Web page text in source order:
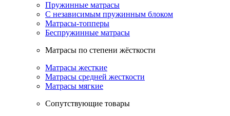
Пружинные матрасы
С независимым пружинным блоком
Матрасы-топперы
Беспружинные матрасы
Матрасы по степени жёсткости
Матрасы жесткие
Матрасы средней жесткости
Матрасы мягкие
Сопутствующие товары